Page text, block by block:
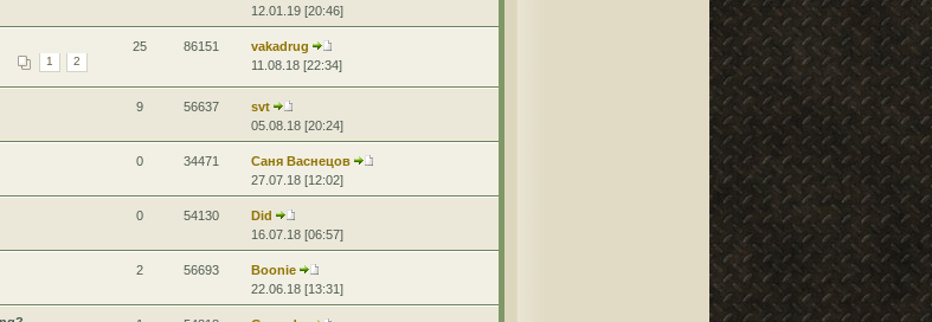
12.01.19 [20:46]
1 2
25 86151
vakadrug
11.08.18 [22:34]
9 56637
svt
05.08.18 [20:24]
0 34471
Саня Васнецов
27.07.18 [12:02]
0 54130
Did
16.07.18 [06:57]
2 56693
Boonie
22.06.18 [13:31]